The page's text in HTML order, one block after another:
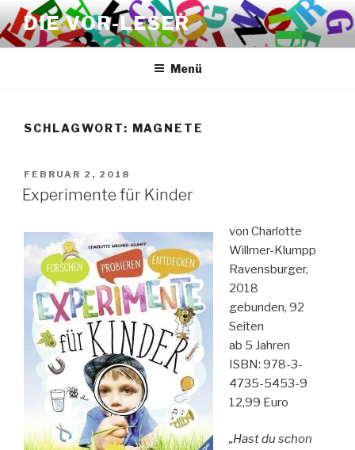
Zum
Inhalt
springen
DIE VOR-LESER
Menü
SCHLAGWORT: MAGNETE
VERÖFFENTLICHT
AM
FEBRUAR 2, 2018
Experimente für Kinder
von Charlotte
Willmer-Klumpp
Ravensburger,
2018
gebunden, 92
Seiten
ab 5 Jahren
ISBN: 978-3-
4735-5453-9
12,99 Euro
„Hast du schon